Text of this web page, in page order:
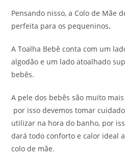
Pensando nisso, a Colo de Mãe
perfeita para os pequeninos,
A Toalha Bebê conta com um
algodão e um lado atoalhado
bebês.
A pele dos bebês são muito
por isso devemos tomar
utilizar na hora do banho, por
dará todo conforto e calor ideal
colo de mãe.